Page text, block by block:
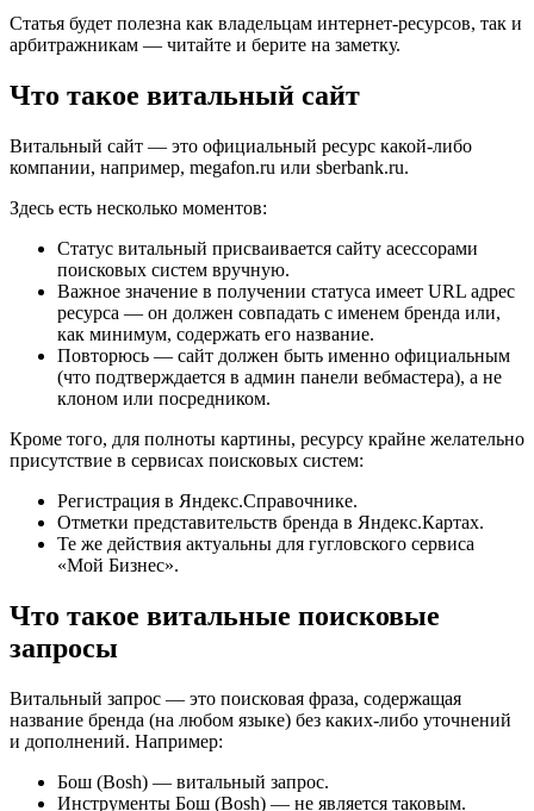
Статья будет полезна как владельцам интернет-ресурсов, так и
арбитражникам — читайте и берите на заметку.
Что такое витальный сайт
Витальный сайт — это официальный ресурс какой-либо
компании, например, megafon.ru или sberbank.ru.
Здесь есть несколько моментов:
Статус витальный присваивается сайту асессорами
поисковых систем вручную.
Важное значение в получении статуса имеет URL адрес
ресурса — он должен совпадать с именем бренда или,
как минимум, содержать его название.
Повторюсь — сайт должен быть именно официальным
(что подтверждается в админ панели вебмастера), а не
клоном или посредником.
Кроме того, для полноты картины, ресурсу крайне желательно
присутствие в сервисах поисковых систем:
Регистрация в Яндекс.Справочнике.
Отметки представительств бренда в Яндекс.Картах.
Те же действия актуальны для гугловского сервиса
«Мой Бизнес».
Что такое витальные поисковые
запросы
Витальный запрос — это поисковая фраза, содержащая
название бренда (на любом языке) без каких-либо уточнений
и дополнений. Например:
Бош (Bosh) — витальный запрос.
Инструменты Бош (Bosh) — не является таковым.